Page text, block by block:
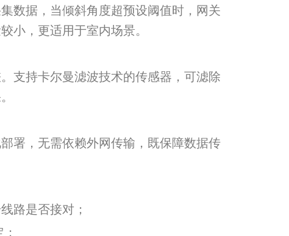
数据，当倾斜角度超预设阈值时，网关
小，更适用于室内场景。
支持卡尔曼滤波技术的传感器，可滤除
署，无需依赖外网传输，既保障数据传
路是否接对；